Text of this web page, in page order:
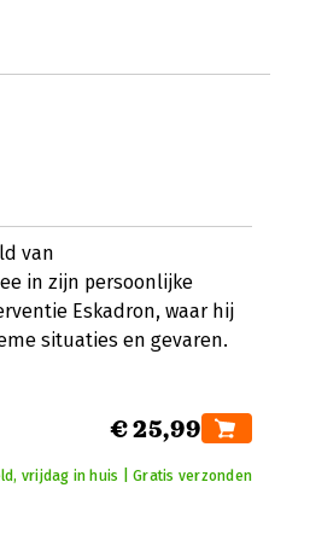
van
in zijn persoonlijke
Eskadron, waar hij
situaties en gevaren.
€ 25,99
vrijdag in huis | Gratis verzonden